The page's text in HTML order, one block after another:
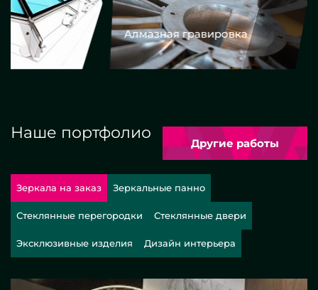
Алмазная гравировка
Наше портфолио
Другие работы
Зеркала на заказ Зеркальные панно
Стеклянные перегородки Стеклянные двери
Эксклюзивные изделия Дизайн интерьера